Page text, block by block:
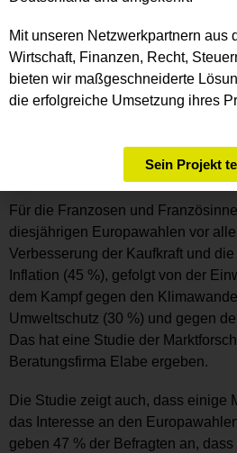
Deutschlands EU-Mitgliedschaft
Und ebenfalls über 70 % sind froh,
EU zusammenwächst. Immerhin
Ansicht, die EU verfolge nicht in
61 % der französischen Bürger
Für die Franzosen und
diesjährigen Europawahlen vor
Verbesserung der Kaufkraft und
Inflation (45 %), gefolgt von der
dem Kampf gegen den
Umweltschutz (30 %) und gegen
Das hat eine Studie der
Beratungsfirma Elabe ergeben.
Die Studie zeigt auch, dass einige
das Interesse an den
geben 47 % der Befragten an,
Mit unseren Netzwerkpartnern aus
Wirtschaft, Finanzen, Recht,
bieten wir maßgeschneiderte
die erfolgreiche Umsetzung ihres
Sein Projekt